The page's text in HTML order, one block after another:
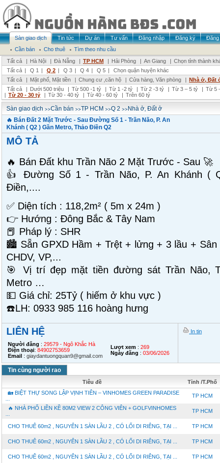
Sàn giao dịch Tin tức Dự án Tư vấn Đăng nhập Đăng ký
Đăng
Cần bán
Cho thuê
Tìm theo nhu cầu
Tất cả
| Hà Nội | Đà Nẵng | TP HCM | Hải Phòng | An Giang | Chọn tỉnh thành
Tất cả | Q 1 | Q 2 | Q 3 | Q 4 | Q 5 |
Chọn quận huyện khác
Tất cả
| Mặt phố, Mặt tiền | Chung cư ,căn hộ | Cửa hàng, Văn phòng | Nhà ở, Đất
Tất cả
| Dưới 500 triệu | Từ 500 -1 tỷ | Từ 1 -2 tỷ | Từ 2 -3 tỷ | Từ 3 – 5 tỷ | Từ 5
| Từ 20 - 30 tỷ | Từ 30 - 40 tỷ | Từ 40 - 60 tỷ | Trên 60 tỷ
Sàn giao dịch >>Cần bán >>TP HCM >>Q 2 >>Nhà ở, Đất ở
🔥 Bán Đất 2 Mặt Trước - Sau Đường Số 1 - Trần Não, P. An
Khánh ( Q2 ) Gần Metro, Thảo Điền Q2
MÔ TẢ
🔥 Bán Đất khu Trần Não 2 Mặt Trước - Sau 🚀
👍 Đường Số 1 - Trần Não, P. An Khánh (
Điền,....
✅ Diện tích : 118,2m² ( 5m x 24m )
👉 Hướng : Đông Bắc & Tây Nam
📕 Pháp lý : SHR
🏙 Sẵn GPXD Hầm + Trệt + lửng + 3 lầu +
CHDV, VP,...
🎯 Vị trí đẹp mặt tiền đường sát Trần Não,
Metro …
💵 Giá chỉ: 25Tỷ ( hiếm ở khu vực )
☎️LH: 0933 985 116 hoàng hưng
LIÊN HỆ
Người đăng : 29579 - Ngô Khắc Hà
Điện thoại: 84902753659
Email : giaydantuongquan9@gmail.com
Lượt xem : 269
Ngày đăng : 03/06/2026
In tin
Tin cùng người rao
Tiêu đề
Tỉnh /T.Phố
🏡 BIỆT THỰ SONG LẬP VỊNH TIÊN – VINHOMES GREEN PARADISE
TP HCM
🔥 NHÀ PHỐ LIỀN KỀ 80M2 VIEW 2 CÔNG VIÊN + GOLFVINHOMES
TP HCM
CHO THUÊ 60m2 , NGUYÊN 1 SÀN LẦU 2 , CÓ LỐI DI RIÊNG, TẠI ... TP HCM
CHO THUÊ 60m2 , NGUYÊN 1 SÀN LẦU 2 , CÓ LỐI DI RIÊNG, TẠI ... TP HCM
CHO THUÊ 60m2 , NGUYÊN 1 SÀN LẦU 2 , CÓ LỐI DI RIÊNG, TẠI ... TP HCM